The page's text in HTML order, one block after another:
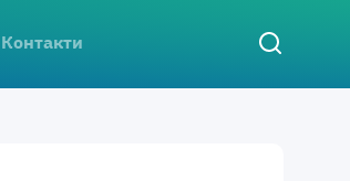
Контакти